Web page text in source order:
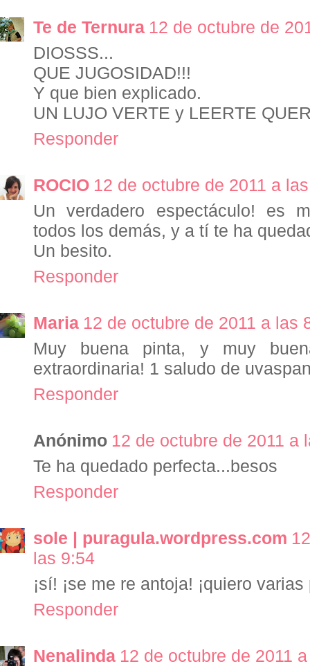
Te de Ternura 12 de octubre de
DIOSSS...
QUE JUGOSIDAD!!!
Y que bien explicado.
UN LUJO VERTE y LEERTE
Responder
ROCIO 12 de octubre de 2011 a
Un verdadero espectáculo! es
todos los demás, y a tí te ha
Un besito.
Responder
Maria 12 de octubre de 2011 a las
Muy buena pinta, y muy
extraordinaria! 1 saludo de
Responder
Anónimo 12 de octubre de 2011 a
Te ha quedado perfecta...besos
Responder
sole | puragula.wordpress.com
las 9:54
¡sí! ¡se me re antoja! ¡quiero
Responder
Nenalinda 12 de octubre de 2011